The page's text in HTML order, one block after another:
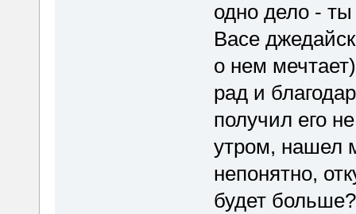
одно дело -
Васе
о нем
рад и
получил его
утром, нашел
непонятно,
будет